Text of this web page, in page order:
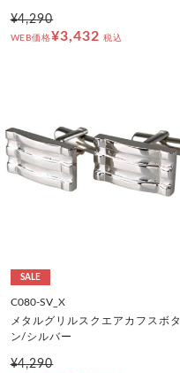
¥4,290
WEB価格¥3,432 税込
SALE
C080-SV_X
メタルグリルスクエアカフスボタ
ン/シルバー
¥4,290